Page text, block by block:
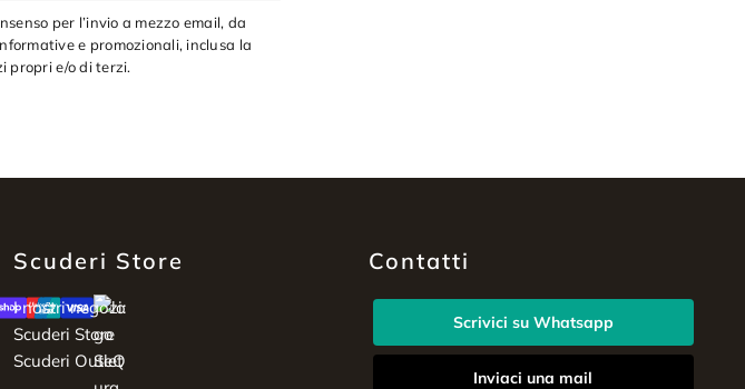
per l’invio a mezzo email, da
e promozionali, inclusa la
propri e/o di terzi.
Scuderi Store
I nostri negozi:
Scuderi Store
Scuderi Outlet
Contatti
Scrivici su Whatsapp
Inviaci una mail